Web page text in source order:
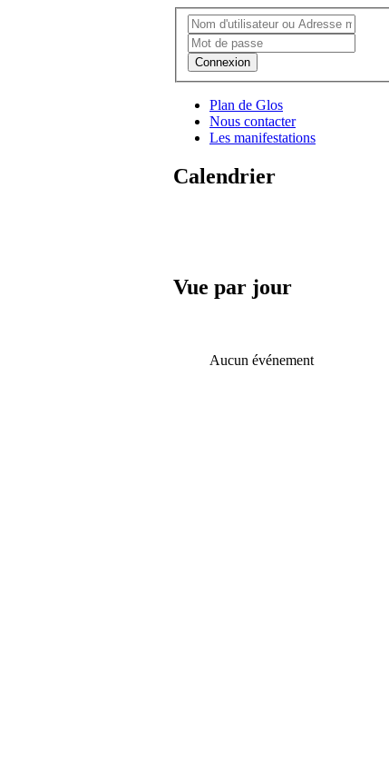
Connexion
Plan de Glos
Nous contacter
Les manifestations
Calendrier
Vue par jour
Aucun événement